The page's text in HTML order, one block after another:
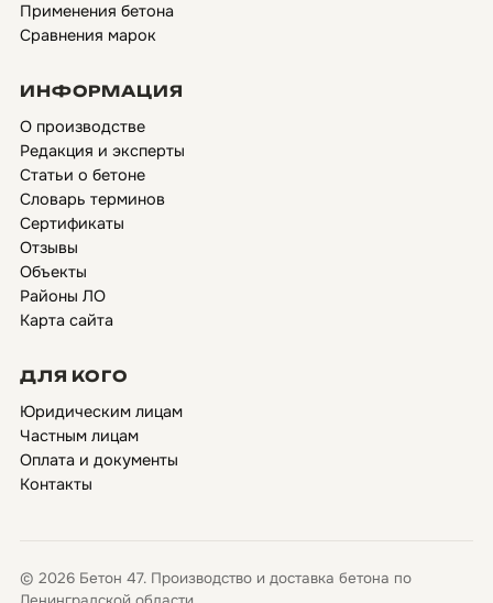
Применения бетона
Сравнения марок
ИНФОРМАЦИЯ
О производстве
Редакция и эксперты
Статьи о бетоне
Словарь терминов
Сертификаты
Отзывы
Объекты
Районы ЛО
Карта сайта
ДЛЯ КОГО
Юридическим лицам
Частным лицам
Оплата и документы
Контакты
© 2026 Бетон 47. Производство и доставка бетона по